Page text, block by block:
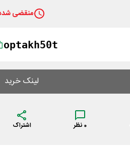
منقضی
optakh50t
لینک خرید
0 نظر اشتراک